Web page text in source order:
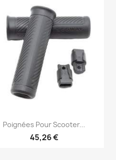
Aperçu rapide
Poignées Pour Scooter...
45,26 €